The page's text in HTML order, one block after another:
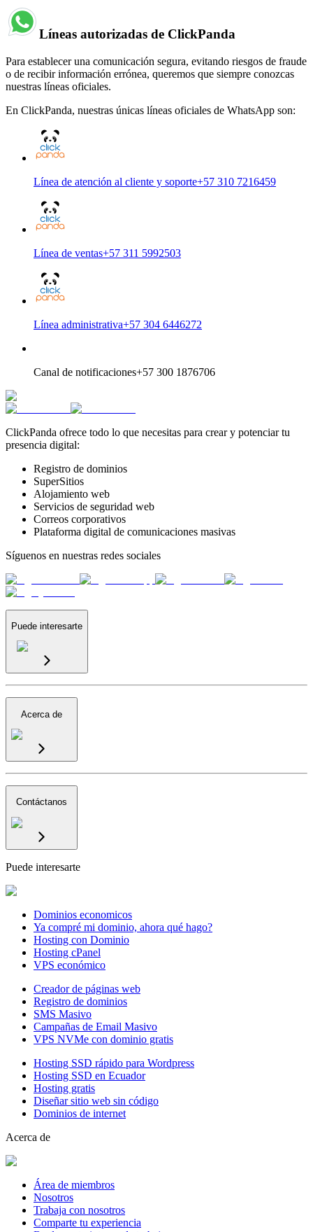
Líneas autorizadas de ClickPanda
Para establecer una comunicación segura, evitando riesgos de fraude
o de recibir información errónea, queremos que siempre conozcas
nuestras líneas oficiales.
En ClickPanda, nuestras únicas líneas oficiales de WhatsApp son:
Línea de atención al cliente y soporte+57 310 7216459
Línea de ventas+57 311 5992503
Línea administrativa+57 304 6446272
Canal de notificaciones+57 300 1876706
ClickPanda ofrece todo lo que necesitas para crear y potenciar tu
presencia digital:
Registro de dominios
SuperSitios
Alojamiento web
Servicios de seguridad web
Correos corporativos
Plataforma digital de comunicaciones masivas
Síguenos en nuestras redes sociales
Puede interesarte
Acerca de
Contáctanos
Puede interesarte
Dominios economicos
Ya compré mi dominio, ahora qué hago?
Hosting con Dominio
Hosting cPanel
VPS económico
Creador de páginas web
Registro de dominios
SMS Masivo
Campañas de Email Masivo
VPS NVMe con dominio gratis
Hosting SSD rápido para Wordpress
Hosting SSD en Ecuador
Hosting gratis
Diseñar sitio web sin código
Dominios de internet
Acerca de
Área de miembros
Nosotros
Trabaja con nosotros
Comparte tu experiencia